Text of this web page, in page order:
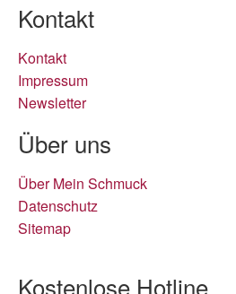
Kontakt
Kontakt
Impressum
Newsletter
Über uns
Über Mein Schmuck
Datenschutz
Sitemap
Kostenlose Hotline